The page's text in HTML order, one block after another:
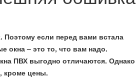
если перед вами встала
окна – это то, что вам надо.
ПВХ выгодно отличаются. Однако
кроме цены.